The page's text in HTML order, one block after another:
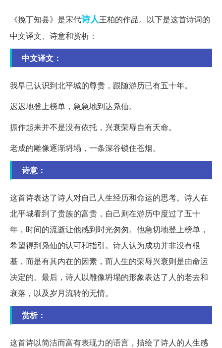
《挽丁知县》是宋代诗人王柏的作品。以下是这首诗词的
中文译文、诗意和赏析：
中文译文：
我早已认识到北平城的尊贵，跟随游历已有五十年。
迟迟地登上榜单，急急地到达凫仙。
振作起来并不是没有依托，兴衰荣辱自有天命。
老成的雕像逐渐坍塌，一条深谷锁住苍烟。
诗意：
这首诗表达了诗人对自己人生经历和命运的思考。诗人在
北平城看到了贵族的富贵，自己则在游历中度过了五十
年，时间的流逝让他感到时光匆匆。他急切地登上榜单，
希望得到凫仙的认可和指引。诗人认为成功并非没有根
基，而是有其内在的因素，而人生的荣辱兴衰则是由命运
决定的。最后，诗人以雕像坍塌的形象表达了人的老去和
衰落，以及岁月流转的无情。
赏析：
这首诗以简洁而富有表现力的语言，描绘了诗人的人生感